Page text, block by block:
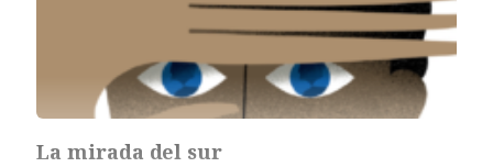
La mirada del sur